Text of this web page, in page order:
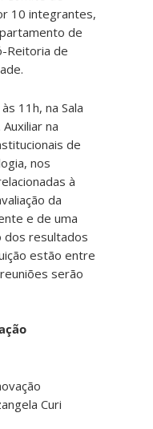
10 integrantes,
de
Reitoria de
11h, na Sala
na
de
nos
à
da
e de uma
dos resultados
estão entre
serão
Curi